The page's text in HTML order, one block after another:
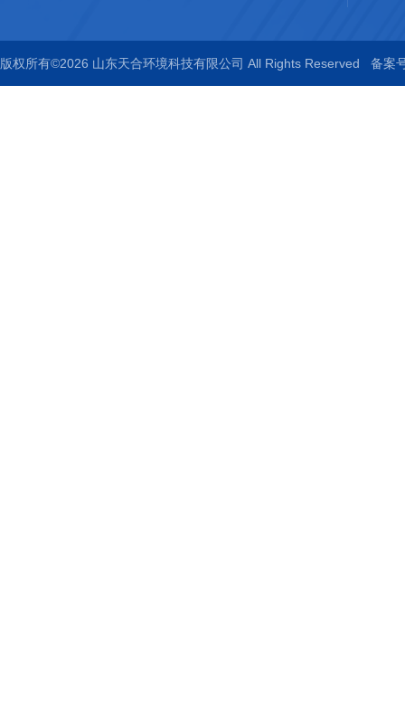
版权所有©2026 山东天合环境科技有限公司 All Rights Reserved 备案